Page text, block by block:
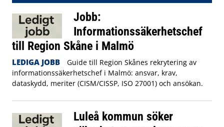
Jobb:
Informationssäkerhetschef
till Region Skåne i Malmö
LEDIGA JOBB
Guide till Region Skånes rekrytering av
informationssäkerhetschef i Malmö: ansvar, krav,
dataskydd, meriter (CISM/CISSP, ISO 27001) och ansökan.
Luleå kommun söker